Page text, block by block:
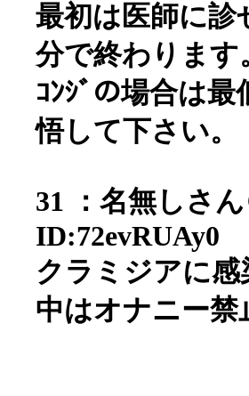
最初は医師に診
分で終わります
ｺﾝｼﾞの場合は
悟して下さい。
31 ：名無しさ
ID:72evRUAy0
クラミジアに
中はオナニー